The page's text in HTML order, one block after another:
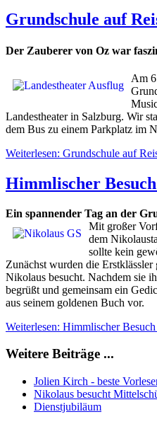
Grundschule auf
Der Zauberer von Oz war
Am
Landestheater in Salzburg. Wir
dem Bus zu einem Parkplatz im
Weiterlesen: Grundschule auf
Himmlischer
Ein spannender Tag an der
Mit großer
dem
sollte kein
Zunächst wurden die
Nikolaus besucht. Nachdem sie
begrüßt und gemeinsam ein
aus seinem goldenen Buch vor.
Weiterlesen: Himmlischer
Weitere Beiträge ...
Jolien Kirch - beste
Nikolaus besucht
Dienstjubiläum